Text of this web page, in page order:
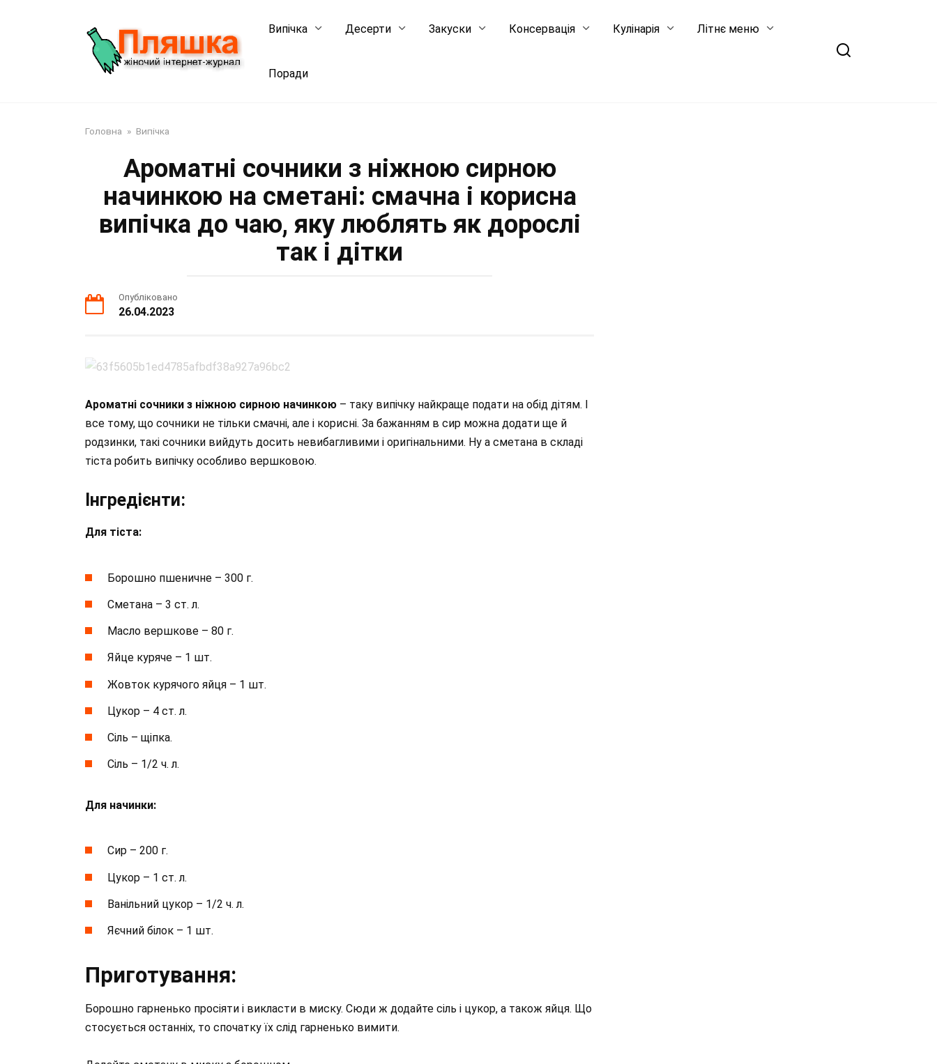
Випічка Десерти Закуски Консервація Кулінарія Літнє меню
Поради
Головна » Випічка
Ароматні сочники з ніжною сирною
начинкою на сметані: смачна і корисна
випічка до чаю, яку люблять як дорослі
так і дітки
Опубліковано
26.04.2023
Ароматні сочники з ніжною сирною начинкою – таку випічку найкраще подати на обід дітям. І
все тому, що сочники не тільки смачні, але і корисні. За бажанням в сир можна додати ще й
родзинки, такі сочники вийдуть досить невибагливими і оригінальними. Ну а сметана в складі
тіста робить випічку особливо вершковою.
Інгредієнти:
Для тіста:
Борошно пшеничне – 300 г.
Сметана – 3 ст. л.
Масло вершкове – 80 г.
Яйце куряче – 1 шт.
Жовток курячого яйця – 1 шт.
Цукор – 4 ст. л.
Сіль – щіпка.
Сіль – 1/2 ч. л.
Для начинки:
Сир – 200 г.
Цукор – 1 ст. л.
Ванільний цукор – 1/2 ч. л.
Яєчний білок – 1 шт.
Приготування:
Борошно гарненько просіяти і викласти в миску. Сюди ж додайте сіль і цукор, а також яйця. Що
стосується останніх, то спочатку їх слід гарненько вимити.